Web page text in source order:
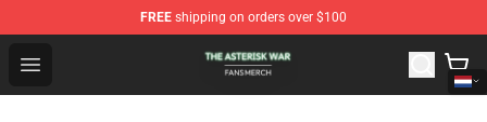
FREE shipping on orders over $100
Open menu
The Asterisk War Shop - Official The Asterisk War